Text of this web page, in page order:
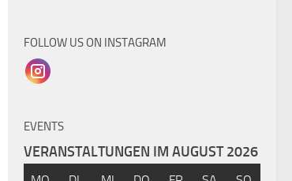
FOLLOW US ON INSTAGRAM
EVENTS
VERANSTALTUNGEN IM AUGUST 2026